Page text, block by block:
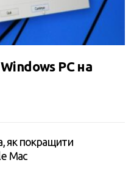
PC на
як покращити
Mac